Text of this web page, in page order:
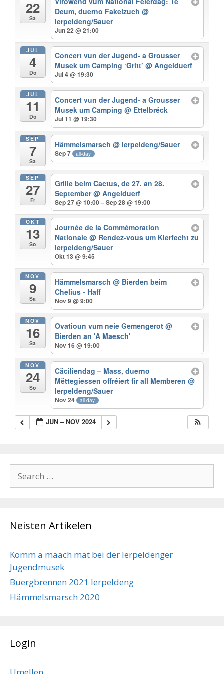
22
Sa
Deum, duerno Fakelzuch@
Ierpeldeng/Sauer
Jun 22 @ 21:00
JUL
4
Do
Concert vun der Jugend- a Grousser
Musek um Camping ‘Gritt’@ Angelduerf
Jul 4 @ 19:30
JUL
11
Do
Concert vun der Jugend- a Grousser
Musek um Camping@ Ettelbréck
Jul 11 @ 19:30
SEP
7
Sa
Hämmelsmarsch@ Ierpeldeng/Sauer
Sep 7 all-day
SEP
27
Fr
Grille beim Cactus, de 27. an 28.
September@ Angelduerf
Sep 27 @ 10:00 – Sep 28 @ 19:00
OKT
13
So
Journée de la Commémoration
Nationale@ Rendez-vous um Kierfecht zu
Ierpeldeng/Sauer
Okt 13 @ 9:45
NOV
9
Sa
Hämmelsmarsch@ Bierden beim
Chelius - Haff
Nov 9 @ 9:00
NOV
16
Sa
Ovatioun vum neie Gemengerot@
Bierden an 'A Maesch'
Nov 16 @ 19:00
NOV
24
So
Cäciliendag – Mass, duerno
Mëttegiessen offréiert fir all Memberen@
Ierpeldeng/Sauer
Nov 24 all-day
JUN – NOV 2024
for:
Neisten Artikelen
Komm a maach mat bei der Ierpeldenger
Jugendmusek
Buergbrennen 2021 Ierpeldeng
Hämmelsmarsch 2020
Login